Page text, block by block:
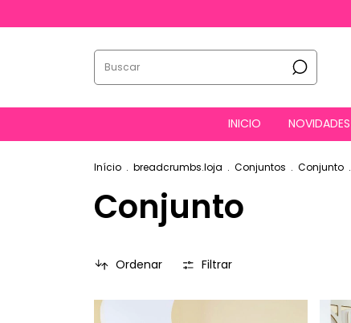
INICIO NOVIDADES
Início . breadcrumbs.loja . Conjuntos . Conjunto .
Conjunto
Ordenar Filtrar